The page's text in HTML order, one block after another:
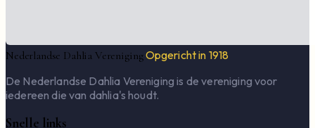
Nederlandse Dahlia VerenigingOpgericht in 1918
De Nederlandse Dahlia Vereniging is de vereniging voor
iedereen die van dahlia's houdt.
Snelle links